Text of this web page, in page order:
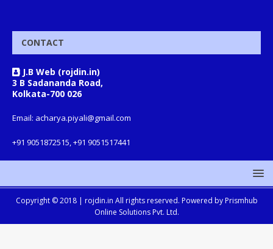
CONTACT
J.B Web (rojdin.in)
3 B Sadananda Road,
Kolkata-700 026
Email: acharya.piyali@gmail.com
+91 9051872515, +91 9051517441
Copyright © 2018 | rojdin.in All rights reserved. Powered by Prismhub
Online Solutions Pvt. Ltd.